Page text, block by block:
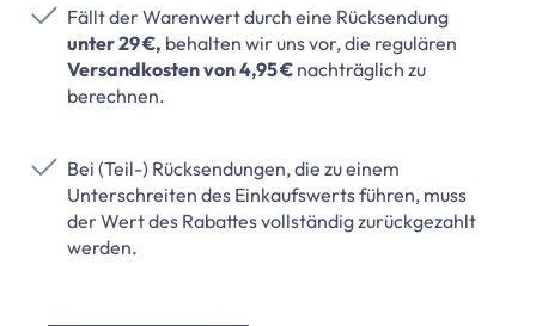
Fällt der Warenwertdurch eine Rücksendung
unter 29 €, behalten wir uns vor, die regulären
Versandkosten von 4,95 € nachträglich zu
berechnen.
Bei (Teil-) Rücksendungen, die zu einem
Unterschreiten des Einkaufswerts führen, muss
der Wert des Rabattes vollständig zurückgezahlt
werden.